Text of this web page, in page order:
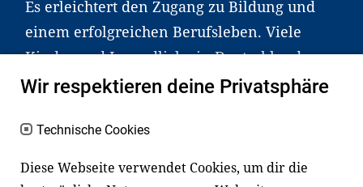
Es erleichtert den Zugang zu Bildung und
einem erfolgreichen Berufsleben. Viele
Kinder und Jugendliche in Deutschland
haben aber große Schwierigkeiten dabei.
an Familien sowie an Erzieher*innen,
Lehrer*innen und andere
Fachexpert*innen. Dafür arbeiten wir eng
Wir respektieren deine Privatsphäre
Technische Cookies
Diese Webseite verwendet Cookies, um dir die